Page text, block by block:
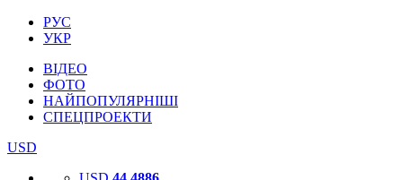
РУС
УКР
ВІДЕО
ФОТО
НАЙПОПУЛЯРНІШІ
СПЕЦПРОЕКТИ
USD